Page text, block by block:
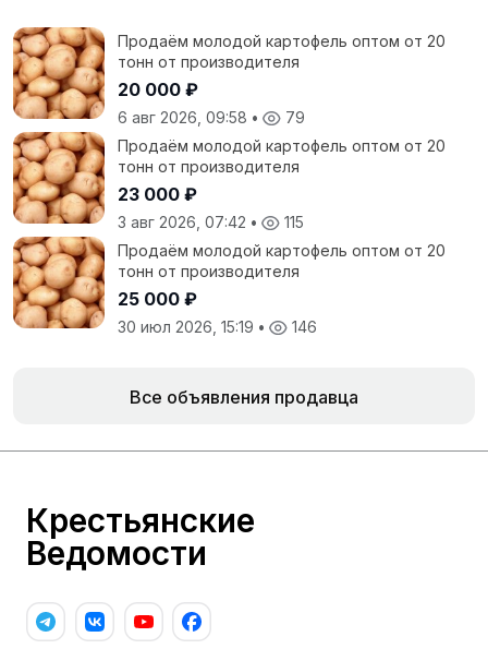
Продаём молодой картофель оптом от 20
тонн от производителя
20 000 ₽
6 авг 2026, 09:58 •
79
Продаём молодой картофель оптом от 20
тонн от производителя
23 000 ₽
3 авг 2026, 07:42 •
115
Продаём молодой картофель оптом от 20
тонн от производителя
25 000 ₽
30 июл 2026, 15:19 • 146
Все объявления продавца
Крестьянские
Ведомости